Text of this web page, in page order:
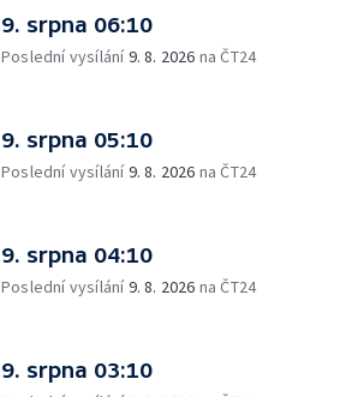
9. srpna 06:10
Poslední vysílání9. 8. 2026 na ČT24
9. srpna 05:10
Poslední vysílání9. 8. 2026 na ČT24
9. srpna 04:10
Poslední vysílání9. 8. 2026 na ČT24
9. srpna 03:10